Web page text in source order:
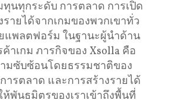
นทุกระดับ การตลาด การเปิด
ายได้จากเกมของพวกเขาทั่ว
แพลตฟอร์ม ในฐานะผู้นำด้าน
าเกม ภารกิจของ Xsolla คือ
มซับซ้อนโดยธรรมชาติของ
ารตลาด และการสร้างรายได้
พันธมิตรของเราเข้าถึงพื้นที่